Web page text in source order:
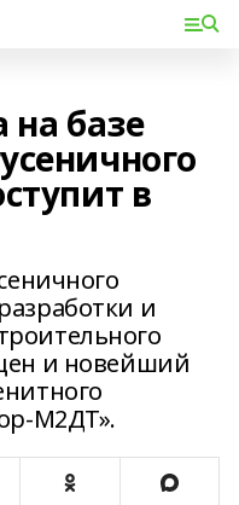
на базе
в
и
и новейший
М2ДТ».